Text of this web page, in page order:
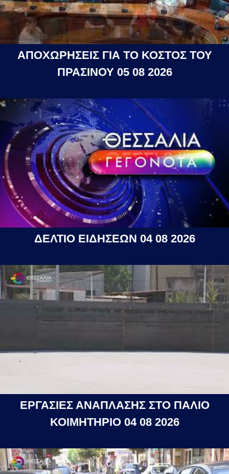
ΑΠΟΧΩΡΗΣΕΙΣ ΓΙΑ ΤΟ ΚΟΣΤΟΣ ΤΟΥ
ΠΡΑΣΙΝΟΥ 05 08 2026
ΔΕΛΤΙΟ ΕΙΔΗΣΕΩΝ 04 08 2026
ΕΡΓΑΣΙΕΣ ΑΝΑΠΛΑΣΗΣ ΣΤΟ ΠΑΛΙΟ
ΚΟΙΜΗΤΗΡΙΟ 04 08 2026